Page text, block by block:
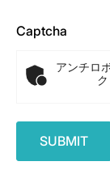
Captcha
アンチロ